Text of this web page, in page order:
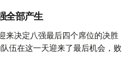
全部产生
来决定八强最后四个席位的决胜
伍在这一天迎来了最后机会，败